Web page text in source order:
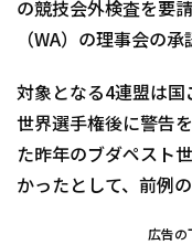
の競技会外検査を要
（WA）の理事会の承
対象となる4連盟は国
世界選手権後に警告
た昨年のブダペスト
かったとして、前例
広告の